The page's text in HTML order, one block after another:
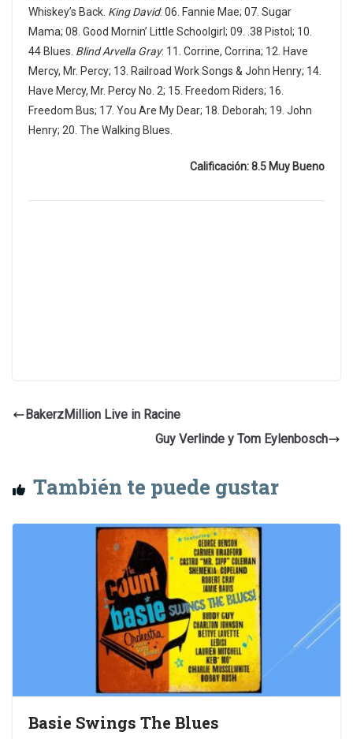
Whiskey’s Back. King David: 06. Fannie Mae; 07. Sugar
Mama; 08. Good Mornin’ Little Schoolgirl; 09. .38 Pistol; 10.
44 Blues. Blind Arvella Gray: 11. Corrine, Corrina; 12. Have
Mercy, Mr. Percy; 13. Railroad Work Songs & John Henry; 14.
Have Mercy, Mr. Percy No. 2; 15. Freedom Riders; 16.
Freedom Bus; 17. You Are My Dear; 18. Deborah; 19. John
Henry; 20. The Walking Blues.
Calificación: 8.5 Muy Bueno
BakerzMillion Live in Racine
Guy Verlinde y Tom Eylenbosch
También te puede gustar
Basie Swings The Blues